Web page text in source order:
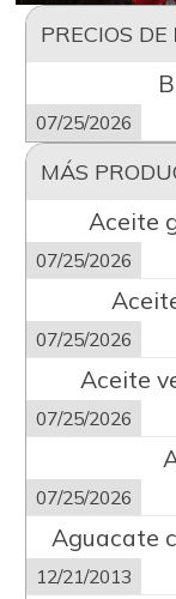
PRECIOS DE
07/25/2026
MÁS
Aceite
07/25/2026
07/25/2026
Aceite
07/25/2026
07/25/2026
Aguacate
12/21/2013